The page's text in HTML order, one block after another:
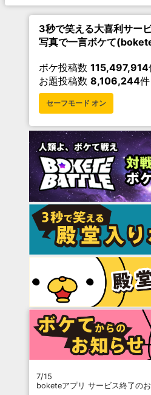
3秒で笑える大喜利サー
写真で一言ボケて
ボケ投稿数 115,497,914
お題投稿数 8,106,244件
セーフモード オン
7/15
boketeアプリ サービス終了の